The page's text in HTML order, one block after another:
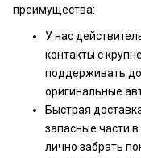
преимущества:
У нас
контакты с
поддерживать
оригинальные
Быстрая
запасные части
лично забрать